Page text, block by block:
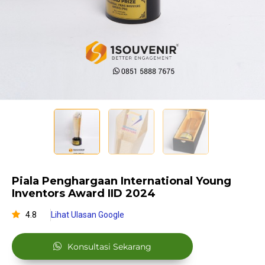
Piala Penghargaan International Young
Inventors Award IID 2024
4.8 Lihat Ulasan Google
Konsultasi Sekarang